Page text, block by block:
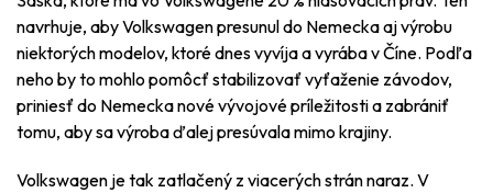
navrhuje, aby Volkswagen presunul do Nemecka aj výrobu
niektorých modelov, ktoré dnes vyvíja a vyrába v Číne. Podľa
neho by to mohlo pomôcť stabilizovať vyťaženie závodov,
priniesť do Nemecka nové vývojové príležitosti a zabrániť
tomu, aby sa výroba ďalej presúvala mimo krajiny.
Volkswagen je tak zatlačený z viacerých strán naraz. V